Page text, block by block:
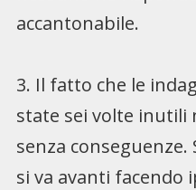
accantonabile.
3. Il fatto che le
state sei volte inutili
senza
si va avanti facendo